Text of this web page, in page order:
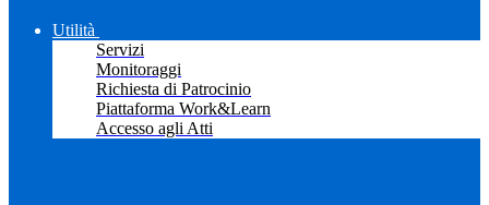
Utilità
Servizi
Monitoraggi
Richiesta di Patrocinio
Piattaforma Work&Learn
Accesso agli Atti